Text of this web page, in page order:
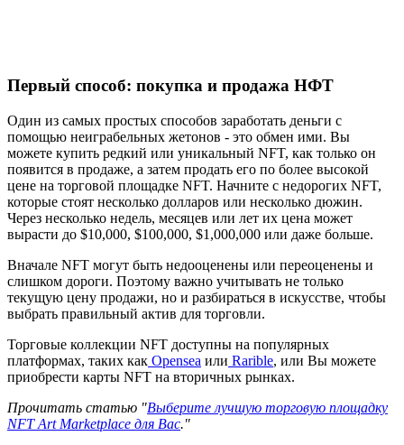
Первый способ: покупка и продажа НФТ
Один из самых простых способов заработать деньги с
помощью неиграбельных жетонов - это обмен ими. Вы
можете купить редкий или уникальный NFT, как только он
появится в продаже, а затем продать его по более высокой
цене на торговой площадке NFT. Начните с недорогих NFT,
которые стоят несколько долларов или несколько дюжин.
Через несколько недель, месяцев или лет их цена может
вырасти до $10,000, $100,000, $1,000,000 или даже больше.
Вначале NFT могут быть недооценены или переоценены и
слишком дороги. Поэтому важно учитывать не только
текущую цену продажи, но и разбираться в искусстве, чтобы
выбрать правильный актив для торговли.
Торговые коллекции NFT доступны на популярных
платформах, таких как Opensea или Rarible, или Вы можете
приобрести карты NFT на вторичных рынках.
Прочитать статью "Выберите лучшую торговую площадку
NFT Art Marketplace для Вас."